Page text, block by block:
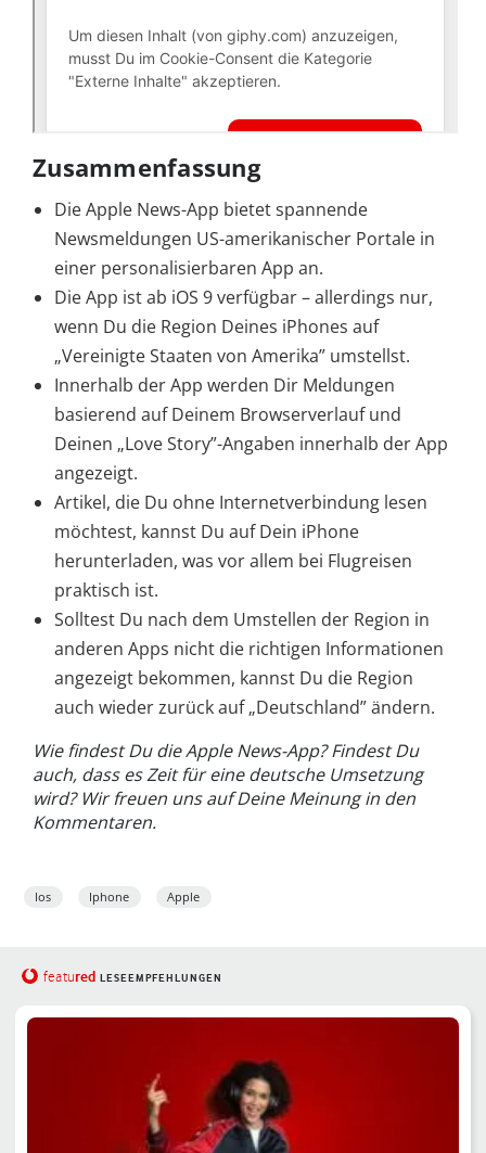
Zusammenfassung
Die Apple News-App bietet spannende
Newsmeldungen US-amerikanischer Portale in
einer personalisierbaren App an.
Die App ist ab iOS 9 verfügbar – allerdings nur,
wenn Du die Region Deines iPhones auf
„Vereinigte Staaten von Amerika” umstellst.
Innerhalb der App werden Dir Meldungen
basierend auf Deinem Browserverlauf und
Deinen „Love Story”-Angaben innerhalb der App
angezeigt.
Artikel, die Du ohne Internetverbindung lesen
möchtest, kannst Du auf Dein iPhone
herunterladen, was vor allem bei Flugreisen
praktisch ist.
Solltest Du nach dem Umstellen der Region in
anderen Apps nicht die richtigen Informationen
angezeigt bekommen, kannst Du die Region
auch wieder zurück auf „Deutschland” ändern.
Wie findest Du die Apple News-App? Findest Du
auch, dass es Zeit für eine deutsche Umsetzung
wird? Wir freuen uns auf Deine Meinung in den
Kommentaren.
Ios Iphone Apple
featured LESEEMPFEHLUNGEN